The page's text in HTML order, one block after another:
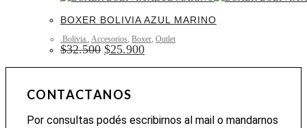
BOXER BOLIVIA AZUL MARINO
.Bolivia., Accesorios, Boxer, Outlet
$32.500 $25.900
CONTACTANOS
Por consultas podés escribirnos al mail o mandarnos